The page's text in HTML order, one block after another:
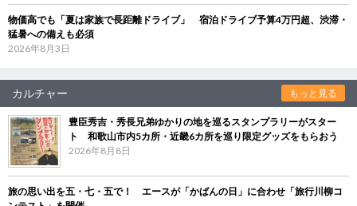
物価高でも「夏は家族で長距離ドライブ」 宿泊ドライブ予算4万円超、渋滞・
猛暑への備えも必須
2026年8月3日
カルチャー もっと見る
豊臣秀吉・秀長兄弟ゆかりの地を巡るスタンプラリーがスター
ト 和歌山市内5カ所・近畿6カ所を巡り限定グッズをもらおう
2026年8月8日
旅の思い出を五・七・五で！ エースが「かばんの日」に合わせ「旅行川柳コ